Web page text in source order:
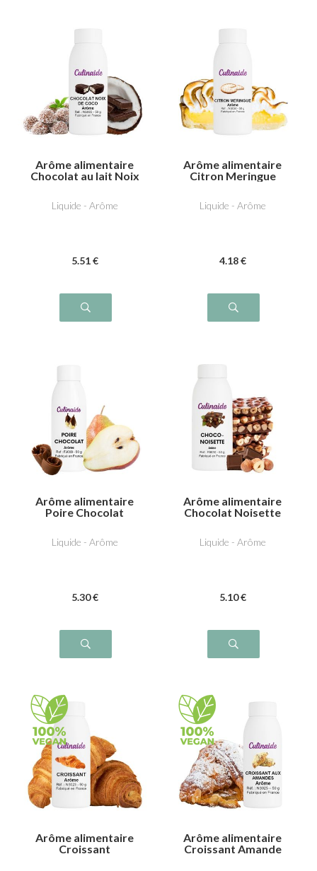
Arôme alimentaire
Chocolat au lait Noix
Liquide - Arôme
5.51 €
Arôme alimentaire
Citron Meringue
Liquide - Arôme
4.18 €
Arôme alimentaire
Poire Chocolat
Liquide - Arôme
5.30 €
Arôme alimentaire
Chocolat Noisette
Liquide - Arôme
5.10 €
Arôme alimentaire
Croissant
Arôme alimentaire
Croissant Amande